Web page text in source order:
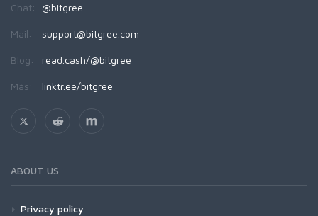
Chat: @bitgree
Mail: support@bitgree.com
Blog: read.cash/@bitgree
Más: linktr.ee/bitgree
ABOUT US
Privacy policy